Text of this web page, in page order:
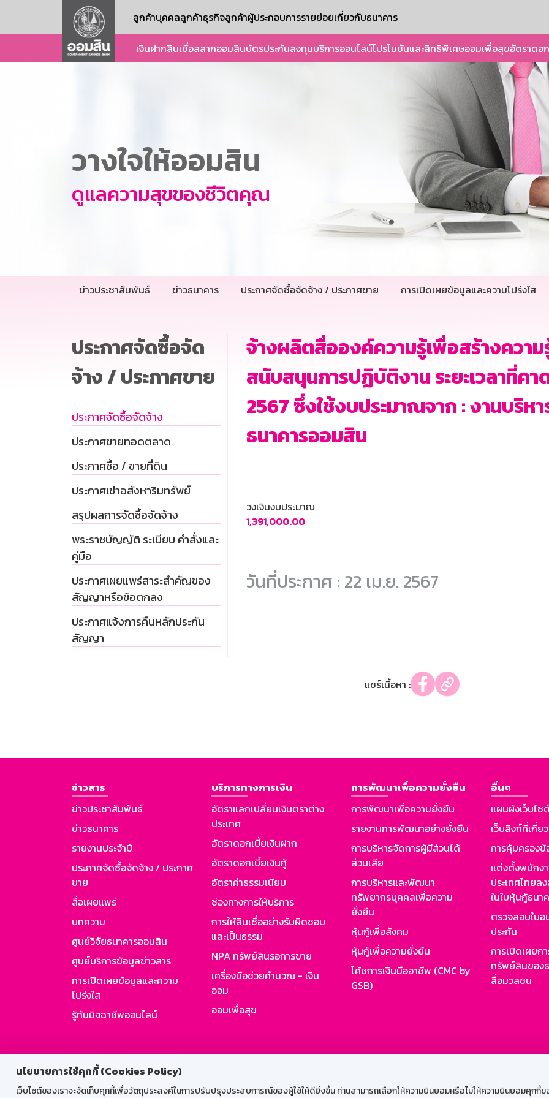
นโยบายการใช้คุกกี้ (Cookies Policy)
เว็บไซต์ของเราจะจัดเก็บคุกกี้เพื่อวัตถุประสงค์ในการปรับปรุงประสบการณ์ของผู้ใช้ให้ดียิ่งขึ้น ท่านสามารถเลือกให้ความยินยอมหรือไม่ให้ความยินยอมคุกกี้ข
ลูกค้าบุคคลลูกค้าธุรกิจลูกค้าผู้ประกอบการรายย่อยเกี่ยวกับธนาคาร
เงินฝากสินเชื่อสลากออมสินบัตรประกันลงทุนบริการออนไลน์โปรโมชันและสิทธิพิเศษออมเพื่อสุขอัตราดอ
วางใจให้ออมสิน
ดูแลความสุขของชีวิตคุณ
ข่าวประชาสัมพันธ์ ข่าวธนาคาร ประกาศจัดซื้อจัดจ้าง / ประกาศขาย การเปิดเผยข้อมูลและความโปร่งใส
ประกาศจัดซื้อจัด
จ้าง / ประกาศขาย
ประกาศจัดซื้อจัดจ้าง
ประกาศขายทอดตลาด
ประกาศซื้อ / ขายที่ดิน
ประกาศเช่าอสังหาริมทรัพย์
สรุปผลการจัดซื้อจัดจ้าง
พระราชบัญญัติ ระเบียบ คำสั่งและ
คู่มือ
ประกาศเผยแพร่สาระสำคัญของ
สัญญาหรือข้อตกลง
ประกาศแจ้งการคืนหลักประกัน
สัญญา
จ้างผลิตสื่อองค์ความรู้เพื่อสร้างความ
สนับสนุนการปฏิบัติงาน ระยะเวลาที่คา
2567 ซึ่งใช้งบประมาณจาก : งานบริห
ธนาคารออมสิน
วงเงินงบประมาณ
1,391,000.00
วันที่ประกาศ : 22 เม.ย. 2567
แชร์เนื้อหา :
ข่าวสาร
ข่าวประชาสัมพันธ์
ข่าวธนาคาร
รายงานประจำปี
ประกาศจัดซื้อจัดจ้าง / ประกาศ
ขาย
สื่อเผยแพร่
บทความ
ศูนย์วิจัยธนาคารออมสิน
ศูนย์บริการข้อมูลข่าวสาร
การเปิดเผยข้อมูลและความ
โปร่งใส
รู้ทันมิจฉาชีพออนไลน์
บริการทางการเงิน
อัตราแลกเปลี่ยนเงินตราต่าง
ประเทศ
อัตราดอกเบี้ยเงินฝาก
อัตราดอกเบี้ยเงินกู้
อัตราค่าธรรมเนียม
ช่องทางการให้บริการ
การให้สินเชื่ออย่างรับผิดชอบ
และเป็นธรรม
NPA ทรัพย์สินรอการขาย
เครื่องมือช่วยคำนวณ - เงิน
ออม
ออมเพื่อสุข
การพัฒนาเพื่อความยั่งยืน
การพัฒนาเพื่อความยั่งยืน
รายงานการพัฒนาอย่างยั่งยืน
การบริหารจัดการผู้มีส่วนได้
ส่วนเสีย
การบริหารและพัฒนา
ทรัพยากรบุคคลเพื่อความ
ยั่งยืน
หุ้นกู้เพื่อสังคม
หุ้นกู้เพื่อความยั่งยืน
โค้ชการเงินมืออาชีพ (CMC by
GSB)
อื่นๆ
แผนผังเว็บไซ
เว็บลิงก์ที่เกี่ย
การคุ้มครอง
แต่งตั้งพนักง
ประเทศไทยล
ในใบหุ้นกู้ธนา
ตรวจสอบใบ
ประกัน
การเปิดเผยก
ทรัพย์สินของ
สื่อมวลชน